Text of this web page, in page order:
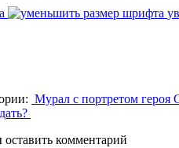
Мурал с портретом героя
комментарий